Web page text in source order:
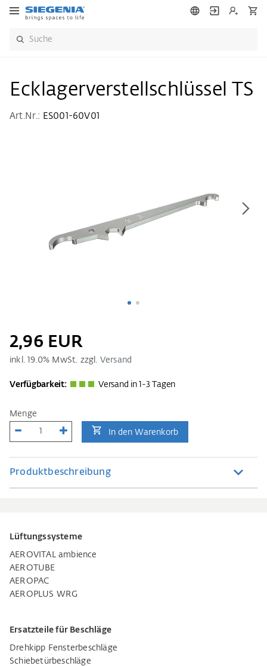
Ecklagerverstellschlüssel TS
Art.Nr.: ES001-60V01
2,96 EUR
inkl.19.0% MwSt. zzgl. Versand
Verfügbarkeit: Versand in 1-3 Tagen
Menge
In den Warenkorb
Produktbeschreibung
Lüftungssysteme
AEROVITAL ambience
AEROTUBE
AEROPAC
AEROPLUS WRG
Ersatzteile für Beschläge
Drehkipp Fensterbeschläge
Schiebetürbeschläge